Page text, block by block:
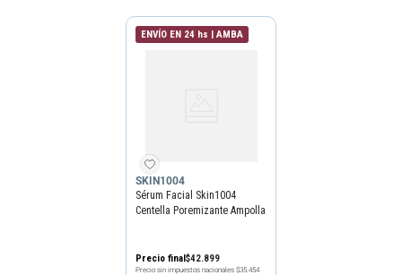
ENVÍO EN 24 hs | AMBA
SKIN1004
Sérum Facial Skin1004
Centella Poremizante Ampolla
Precio final$42.899
Precio sin impuestos nacionales $35.454